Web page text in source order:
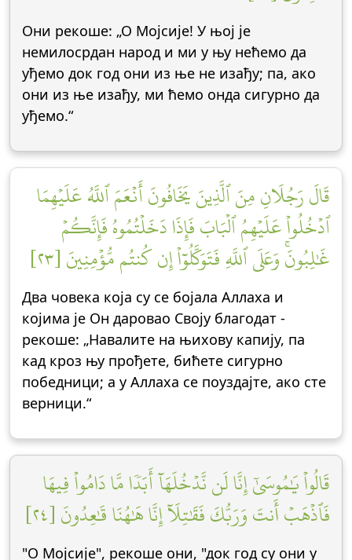
Они рекоше: „О Мојсије! У њој је
немилосрдан народ и ми у њу нећемо да
уђемо док год они из ње не изађу; па, ако
они из ње изађу, ми ћемо онда сигурно да
уђемо.“
قَالَ رَجُلَانِ مِنَ ٱلَّذِينَ يَخَافُونَ أَنۡعَمَ ٱللَّهُ عَلَيۡهِمَا
ٱدۡخُلُواْ عَلَيۡهِمُ ٱلۡبَابَ فَإِذَا دَخَلۡتُمُوهُ فَإِنَّكُمۡ
غَٰلِبُونَۚ وَعَلَى ٱللَّهِ فَتَوَكَّلُوٓاْ إِن كُنتُم مُّؤۡمِنِينَ [٢٣]
Два човека која су се бојала Аллаха и
којима је Он даровао Своју благодат -
рекоше: „Навалите на њихову капију, па
кад кроз њу прођете, бићете сигурно
победници; а у Аллаха се поуздајте, ако сте
верници.“
قَالُواْ يَٰمُوسَىٰٓ إِنَّا لَن نَّدۡخُلَهَآ أَبَدٗا مَّا دَامُواْ فِيهَا
فَٱذۡهَبۡ أَنتَ وَرَبُّكَ فَقَٰتِلَآ إِنَّا هَٰهُنَا قَٰعِدُونَ [٢٤]
"О Мојсије", рекоше они, "док год су они у